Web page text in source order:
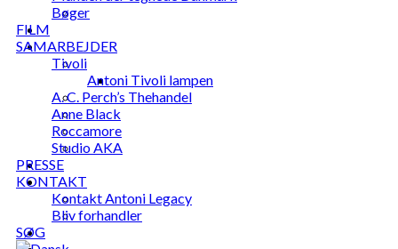
Bøger
FILM
SAMARBEJDER
Tivoli
Antoni Tivoli lampen
A. C. Perch’s Thehandel
Anne Black
Roccamore
Studio AKA
PRESSE
KONTAKT
Kontakt Antoni Legacy
Bliv forhandler
SØG